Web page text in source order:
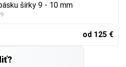
šírky 9 - 10 mm
od 125 €